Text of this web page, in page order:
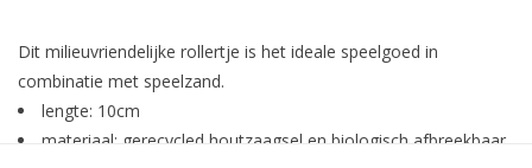
Dit milieuvriendelijke rollertje is het ideale speelgoed in
combinatie met speelzand.
lengte: 10cm
materiaal: gerecycled houtzaagsel en biologisch afbreekbaar